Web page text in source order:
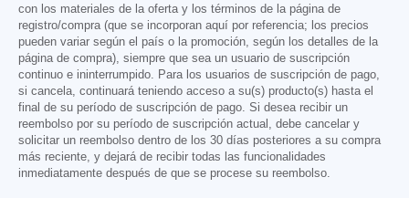
con los materiales de la oferta y los términos de la página de
registro/compra (que se incorporan aquí por referencia; los precios
pueden variar según el país o la promoción, según los detalles de la
página de compra), siempre que sea un usuario de suscripción
continuo e ininterrumpido. Para los usuarios de suscripción de pago,
si cancela, continuará teniendo acceso a su(s) producto(s) hasta el
final de su período de suscripción de pago. Si desea recibir un
reembolso por su período de suscripción actual, debe cancelar y
solicitar un reembolso dentro de los 30 días posteriores a su compra
más reciente, y dejará de recibir todas las funcionalidades
inmediatamente después de que se procese su reembolso.